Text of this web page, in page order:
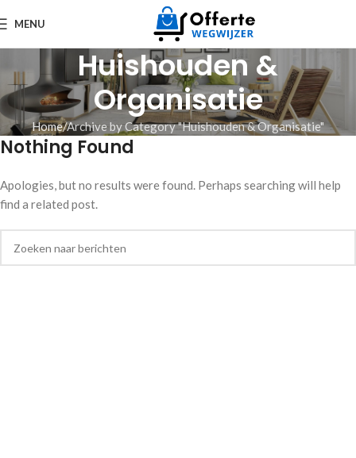
MENU
Huishouden &
Organisatie
Home Archive by Category "Huishouden & Organisatie"
Nothing Found
Apologies, but no results were found. Perhaps searching will help
find a related post.